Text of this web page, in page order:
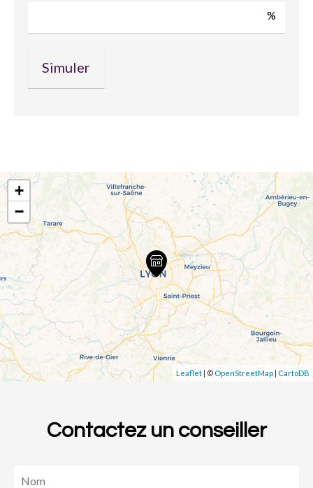
%
+
−
Leaflet| © OpenStreetMap | CartoDB
Contactez un conseiller